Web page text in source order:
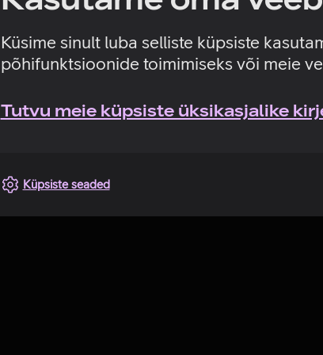
Küsime sinult luba selliste küpsiste
põhifunktsioonide toimimiseks või meie
Tutvu meie küpsiste üksikasjalike
Küpsiste seaded